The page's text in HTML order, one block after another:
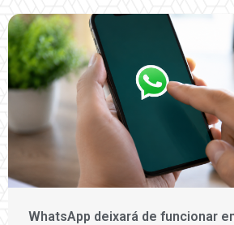
WhatsApp deixará de funcionar